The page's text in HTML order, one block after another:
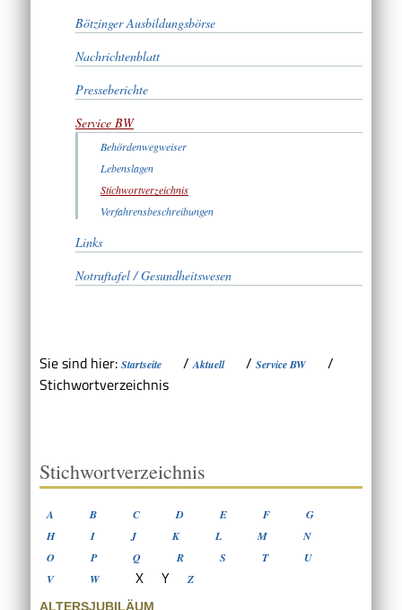
Bötzinger Ausbildungsbörse
Nachrichtenblatt
Presseberichte
Service BW
Behördenwegweiser
Lebenslagen
Stichwortverzeichnis
Verfahrensbeschreibungen
Links
Notruftafel / Gesundheitswesen
Sie sind hier: Startseite /Aktuell / Service BW
/
Stichwortverzeichnis
Stichwortverzeichnis
A B C D E F
G
H
I J K L M
N
O
P Q R S T
U
V
W X Y Z
ALTERSJUBILÄUM